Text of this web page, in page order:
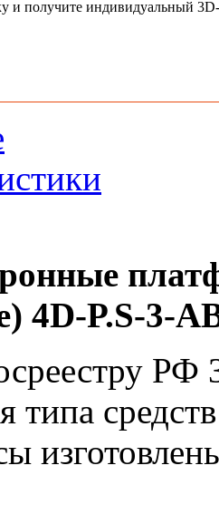
и получите индивидуальный
4D-P.S-3-
РФ
типа